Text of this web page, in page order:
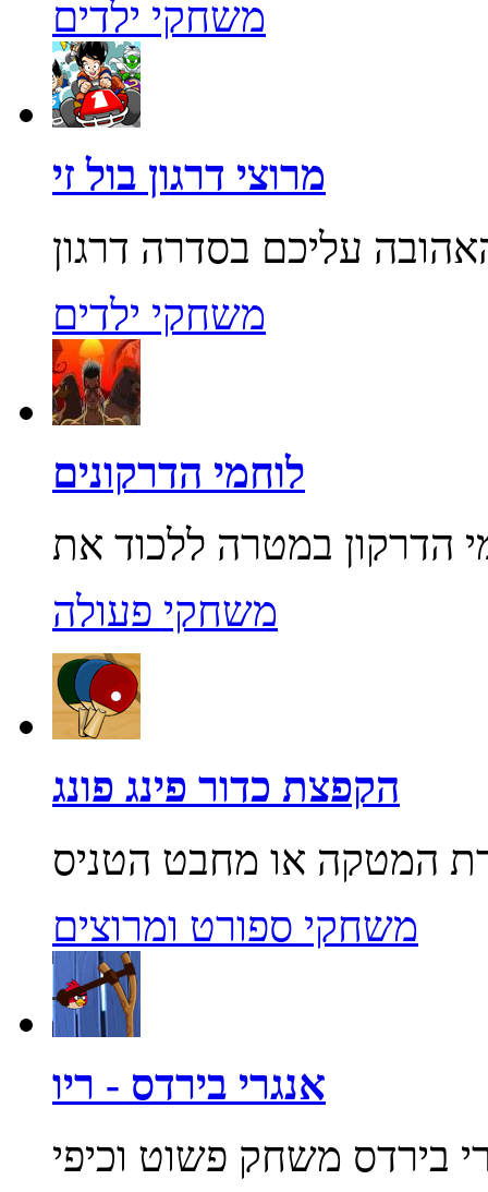
משחקי ילדים
מרוצי דרגון בול זי
משחקי ילדים
לוחמי הדרקונים
משחקי פעולה
הקפצת כדור פינג פונג
משחקי ספורט ומרוצים
אנגרי בירדס - ריו